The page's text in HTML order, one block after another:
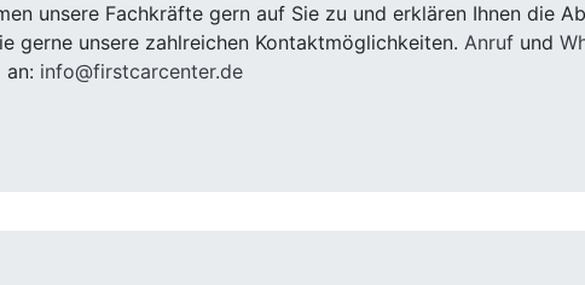
unsere Fachkräfte gern auf Sie zu und erklären Ihnen die
gerne unsere zahlreichen Kontaktmöglichkeiten. Anruf und
an: info@firstcarcenter.de